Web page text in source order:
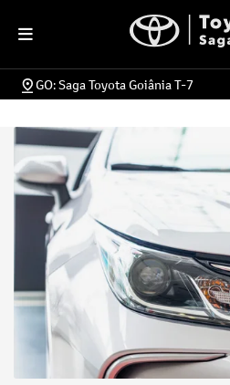
GO: Saga Toyota Goiânia T-7